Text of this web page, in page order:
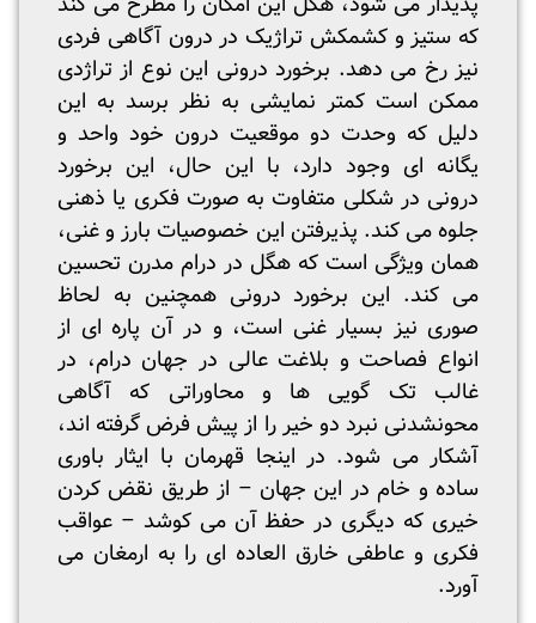
که ستیز و کشمکش تراژیک در درون آگاهی فردی
نیز رخ می دهد. برخورد درونی این نوع از تراژدی
ممکن است کمتر نمایشی به نظر برسد به این
دلیل که وحدت دو موقعیت درون خود واحد و
یگانه ای وجود دارد، با این حال، این برخورد
درونی در شکلی متفاوت به صورت فکری یا ذهنی
جلوه می کند. پذیرفتن این خصوصیات بارز و غنی،
همان ویژگی است که هگل در درام مدرن تحسین
می کند. این برخورد درونی همچنین به لحاظ
صوری نیز بسیار غنی است، و در آن پاره ای از
انواع فصاحت و بلاغت عالی در جهان درام، در
غالب تک گویی ها و محاوراتی که آگاهی
محونشدنی نبرد دو خیر را از پیش فرض گرفته اند،
آشکار می شود. در اینجا قهرمان با ایثار باوری
ساده و خام در این جهان – از طریق نقض کردن
خیری که دیگری در حفظ آن می کوشد – عواقب
فکری و عاطفی خارق العاده ای را به ارمغان می
آورد.